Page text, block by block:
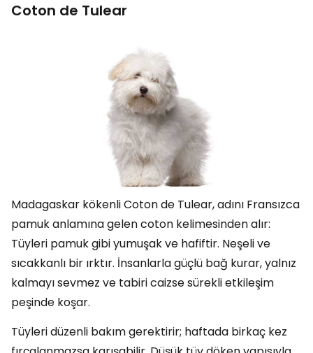
Coton de Tulear
Madagaskar kökenli Coton de Tulear, adını Fransızca
pamuk anlamına gelen coton kelimesinden alır:
Tüyleri pamuk gibi yumuşak ve hafiftir. Neşeli ve
sıcakkanlı bir ırktır. İnsanlarla güçlü bağ kurar, yalnız
kalmayı sevmez ve tabiri caizse sürekli etkileşim
peşinde koşar.
Tüyleri düzenli bakım gerektirir; haftada birkaç kez